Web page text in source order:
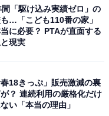
す。シアターで月化
、見学通路から月化
通路の最後では、な
ようできたての味は
「駆け込み実績ゼロ」の
…「こども110番の家」
に必要？ PTAが直面する
現実
春18きっぷ」販売激減の裏
？ 連続利用の厳格化だけ
い「本当の理由」